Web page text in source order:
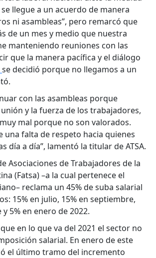
llegue a un acuerdo de manera
ni asambleas”, pero remarcó que
de un mes y medio que nuestra
manteniendo reuniones con las
que la manera pacífica y el diálogo
se decidió porque no llegamos a un
con las asambleas porque
y la fuerza de los trabajadores,
mal porque no son valorados.
una falta de respeto hacia quienes
día a día”, lamentó la titular de ATSA.
Asociaciones de Trabajadores de la
(Fatsa) –a la cual pertenece el
reclama un 45% de suba salarial
15% en julio, 15% en septiembre,
5% en enero de 2022.
en lo que va del 2021 el sector no
salarial. En enero de este
el último tramo del incremento